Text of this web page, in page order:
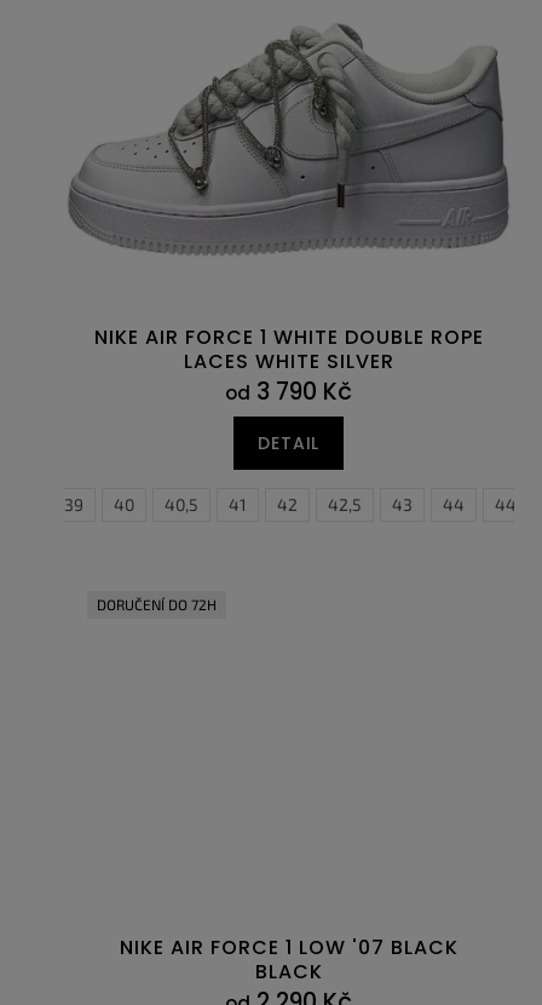
NIKE AIR FORCE 1 WHITE DOUBLE ROPE
LACES WHITE SILVER
od 3 790 Kč
DETAIL
39 40 40,5 41 42 42,5 43 44 44,5
35,5 36,5
DORUČENÍ DO 72H
NIKE AIR FORCE 1 LOW '07 BLACK
BLACK